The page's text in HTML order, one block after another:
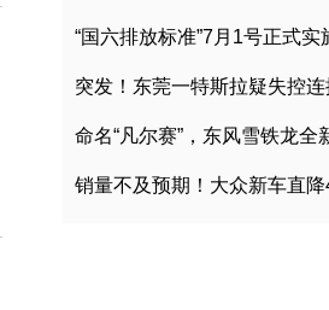
突发！东莞一特斯拉疑失控
命名“凡尔赛”，东风雪铁龙全
销量不及预期！大众新车直降